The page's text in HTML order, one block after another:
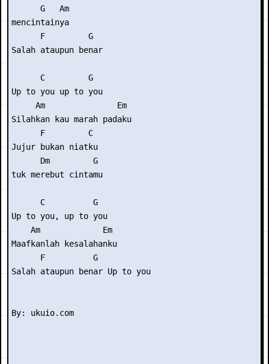
      G   Am
mencintainya
      F         G
Salah ataupun benar
      C         G
Up to you up to you
     Am               Em
Silahkan kau marah padaku
      F         C
Jujur bukan niatku
      Dm         G
tuk merebut cintamu
      C          G
Up to you, up to you
    Am             Em
Maafkanlah kesalahanku
      F          G
Salah ataupun benar Up to you